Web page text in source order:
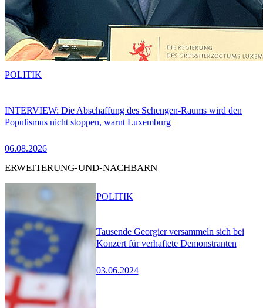
INTERVIEW: Die Abschaffung des Schengen-Raums wird den
Populismus nicht stoppen, warnt Luxemburg
06.08.2026
POLITIK
ERWEITERUNG-UND-NACHBARN
Tausende Georgier versammeln sich bei
Konzert für verhaftete Demonstranten
03.06.2024
POLITIK